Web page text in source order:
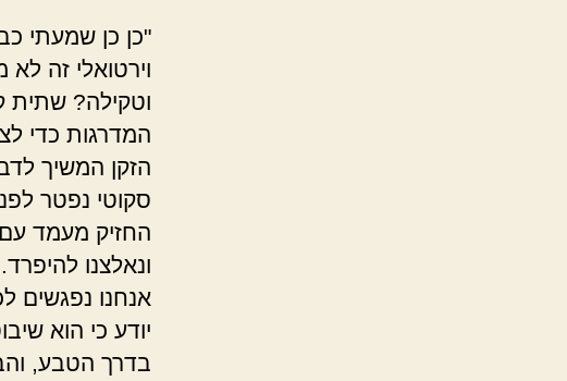
"כן כן שמעתי
וירטואלי זה
וטקילה? שתית
המדרגות כדי
הזקן המשיך
סקוטי נפטר
החזיק מעמד עם
ונאלצנו
אנחנו נפגשים
יודע כי הוא
בדרך הטבע,